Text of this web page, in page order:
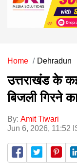
Home Dehradun
उत्तराखंड के
बिजली गिरने
By: Amit Tiwari
Jun 6, 2026, 11:52